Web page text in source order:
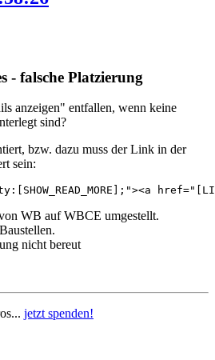
- falsche Platzierung
anzeigen" entfallen, wenn keine
sind?
bzw. dazu muss der Link in der
sein:
WB auf WBCE umgestellt.
nicht bereut
jetzt spenden!